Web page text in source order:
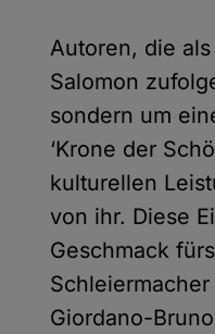
Autoren, die
Salomon
sondern um
‘Krone der
kulturellen
von ihr. Diese
Geschmack
Giordano-